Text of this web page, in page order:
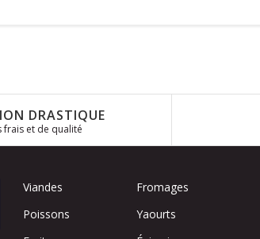
DRASTIQUE
frais et de qualité
Viandes
Poissons
Fromages
Yaourts